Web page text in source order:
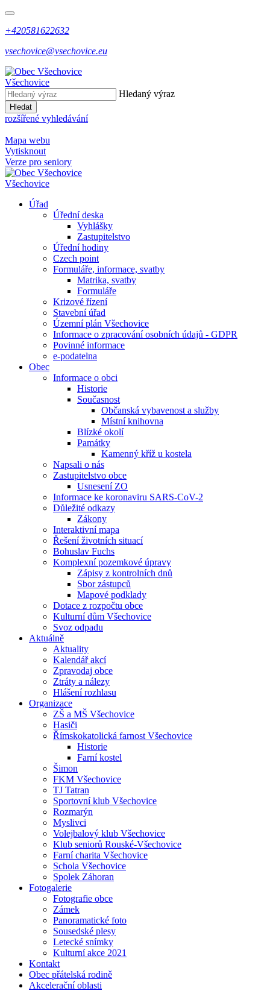
+420581622632
vsechovice@vsechovice.eu
Všechovice
Hledaný výraz
Hledat
rozšířené vyhledávání
Mapa webu
Vytisknout
Verze pro seniory
Všechovice
Úřad
Úřední deska
Vyhlášky
Zastupitelstvo
Úřední hodiny
Czech point
Formuláře, informace, svatby
Matrika, svatby
Formuláře
Krizové řízení
Stavební úřad
Územní plán Všechovice
Informace o zpracování osobních údajů - GDPR
Povinné informace
e-podatelna
Obec
Informace o obci
Historie
Současnost
Občanská vybavenost a služby
Místní knihovna
Blízké okolí
Památky
Kamenný kříž u kostela
Napsali o nás
Zastupitelstvo obce
Usnesení ZO
Informace ke koronaviru SARS-CoV-2
Důležité odkazy
Zákony
Interaktivní mapa
Řešení životních situací
Bohuslav Fuchs
Komplexní pozemkové úpravy
Zápisy z kontrolních dnů
Sbor zástupců
Mapové podklady
Dotace z rozpočtu obce
Kulturní dům Všechovice
Svoz odpadu
Aktuálně
Aktuality
Kalendář akcí
Zpravodaj obce
Ztráty a nálezy
Hlášení rozhlasu
Organizace
ZŠ a MŠ Všechovice
Hasiči
Římskokatolická farnost Všechovice
Historie
Farní kostel
Šimon
FKM Všechovice
TJ Tatran
Sportovní klub Všechovice
Rozmarýn
Myslivci
Volejbalový klub Všechovice
Klub seniorů Rouské-Všechovice
Farní charita Všechovice
Schola Všechovice
Spolek Záhoran
Fotogalerie
Fotografie obce
Zámek
Panoramatické foto
Sousedské plesy
Letecké snímky
Kulturní akce 2021
Kontakt
Obec přátelská rodině
Akcelerační oblasti